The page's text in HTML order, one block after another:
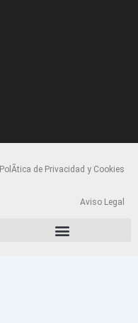
PolÃ­tica de Privacidad y Cookies
Aviso Legal